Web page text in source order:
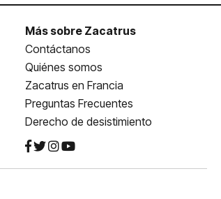
Más sobre Zacatrus
Contáctanos
Quiénes somos
Zacatrus en Francia
Preguntas Frecuentes
Derecho de desistimiento